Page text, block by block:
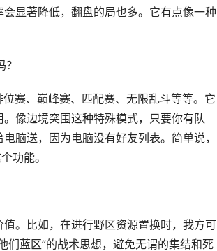
显著降低，翻盘的局也多。它有点像一种
赛、巅峰赛、匹配赛、无限乱斗等等。它
像边境突围这种特殊模式，只要你有队
脑送，因为电脑没有好友列表。简单说，
功能。
。比如，在进行野区资源置换时，我方可
们蓝区”的战术思想，避免无谓的集结和死